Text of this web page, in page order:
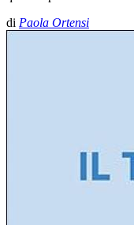
di Paola Ortensi